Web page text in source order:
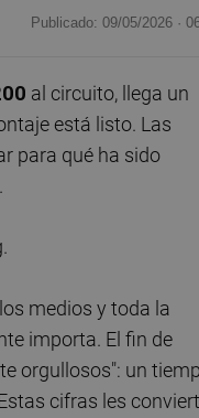
Publicado: 09/05/2026 ·
al circuito, llega un
está listo. Las
para qué ha sido
medios y toda la
importa. El fin de
orgullosos": un
cifras les